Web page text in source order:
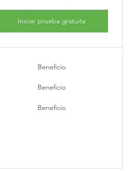
Iniciar prueba gratuita
Beneficio
Beneficio
Beneficio